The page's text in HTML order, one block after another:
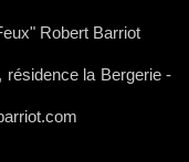
Robert Barriot
résidence la Bergerie -